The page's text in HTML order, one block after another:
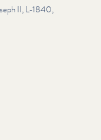
II, L-1840,